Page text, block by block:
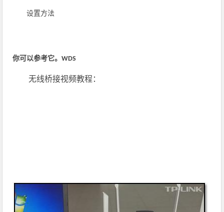
设置方法
你可以参考它。WDS
无线桥接视频教程：